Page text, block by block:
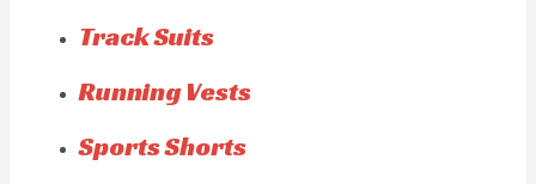
Track Suits
Running Vests
Sports Shorts